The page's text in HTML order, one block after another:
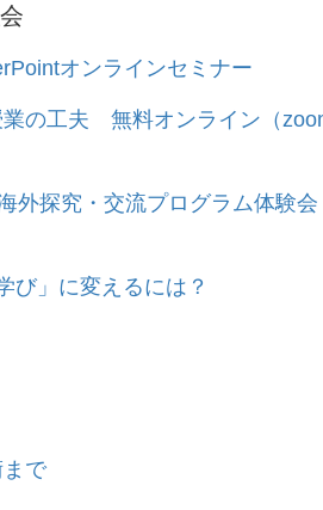
オンラインセミナー
の工夫 無料オンライン（
外探究・交流プログラム体験会
び」に変えるには？
で